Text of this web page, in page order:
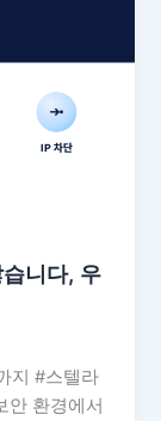
니다, 우
지 #스텔라
안 환경에서